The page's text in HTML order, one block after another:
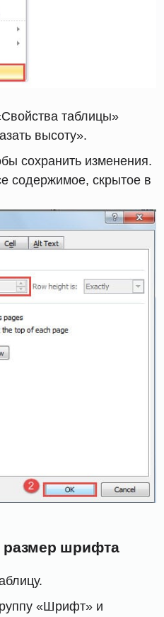
таблицы»
высоту».
сохранить изменения.
содержимое, скрытое в
размер шрифта
«Шрифт» и